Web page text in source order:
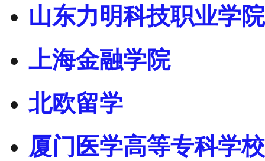
山东力明科技职业学院
上海金融学院
北欧留学
厦门医学高等专科学校